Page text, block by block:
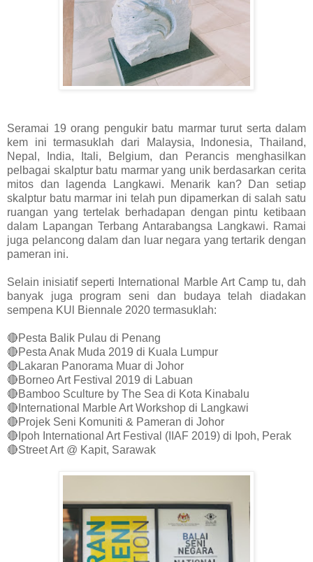
Seramai 19 orang pengukir batu marmar turut serta dalam
kem ini termasuklah dari Malaysia, Indonesia, Thailand,
Nepal, India, Itali, Belgium, dan Perancis menghasilkan
pelbagai skalptur batu marmar yang unik berdasarkan cerita
mitos dan lagenda Langkawi. Menarik kan? Dan setiap
skalptur batu marmar ini telah pun dipamerkan di salah satu
ruangan yang tertelak berhadapan dengan pintu ketibaan
dalam Lapangan Terbang Antarabangsa Langkawi. Ramai
juga pelancong dalam dan luar negara yang tertarik dengan
pameran ini.
Selain inisiatif seperti International Marble Art Camp tu, dah
banyak juga program seni dan budaya telah diadakan
sempena KUl Biennale 2020 termasuklah:
🔴Pesta Balik Pulau di Penang
🔴Pesta Anak Muda 2019 di Kuala Lumpur
🔴Lakaran Panorama Muar di Johor
🔴Borneo Art Festival 2019 di Labuan
🔴Bamboo Sculture by The Sea di Kota Kinabalu
🔴International Marble Art Workshop di Langkawi
🔴Projek Seni Komuniti & Pameran di Johor
🔴Ipoh International Art Festival (IIAF 2019) di Ipoh, Perak
🔴Street Art @ Kapit, Sarawak